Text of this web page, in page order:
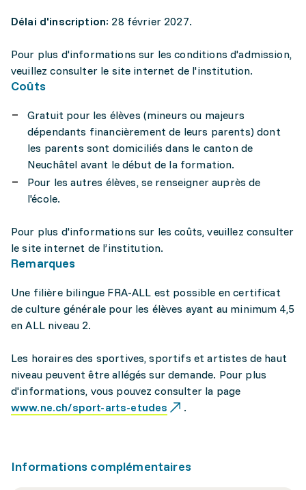
Délai d'inscription: 28 février 2027.
Pour plus d'informations sur les conditions d'admission,
veuillez consulter le site internet de l'institution.
Coûts
Gratuit pour les élèves (mineurs ou majeurs
dépendants financièrement de leurs parents) dont
les parents sont domiciliés dans le canton de
Neuchâtel avant le début de la formation.
Pour les autres élèves, se renseigner auprès de
l'école.
Pour plus d'informations sur les coûts, veuillez consulter
le site internet de l’institution.
Remarques
Une filière bilingue FRA-ALL est possible en certificat
de culture générale pour les élèves ayant au minimum 4,5
en ALL niveau 2.
Les horaires des sportives, sportifs et artistes de haut
niveau peuvent être allégés sur demande. Pour plus
d'informations, vous pouvez consulter la page
www.ne.ch/sport-arts-etudes
.
Informations complémentaires